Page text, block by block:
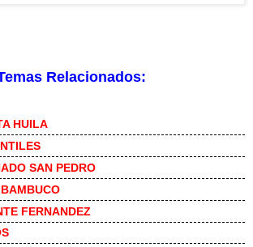
Relacionados:
HUILA
SAN PEDRO
FERNANDEZ